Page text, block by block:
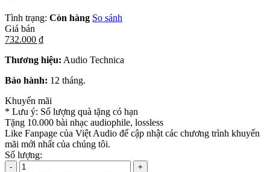
Tình trạng: Còn hàng So sánh
Giá bán
732.000 ₫
Thương hiệu: Audio Technica
Bảo hành: 12 tháng.
Khuyến mãi
* Lưu ý: Số lượng quà tặng có hạn
Tặng 10.000 bài nhạc audiophile, lossless
Like Fanpage của Việt Audio để cập nhật các chương trình khuyến
mãi mới nhất của chúng tôi.
Số lượng: